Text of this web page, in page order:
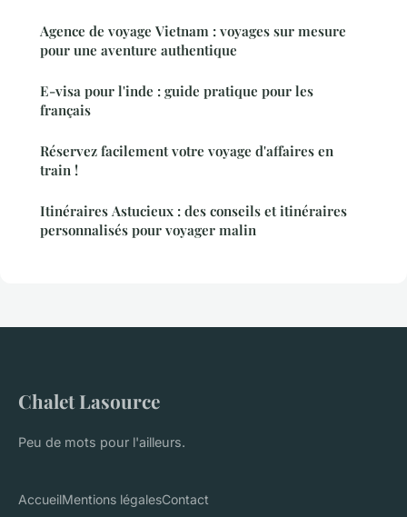
Agence de voyage Vietnam : voyages sur mesure
pour une aventure authentique
E-visa pour l'inde : guide pratique pour les
français
Réservez facilement votre voyage d'affaires en
train !
Itinéraires Astucieux : des conseils et itinéraires
personnalisés pour voyager malin
Chalet Lasource
Peu de mots pour l'ailleurs.
AccueilMentions légalesContact